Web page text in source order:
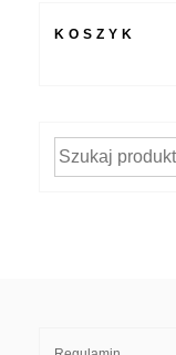
KOSZYK
Szukaj: